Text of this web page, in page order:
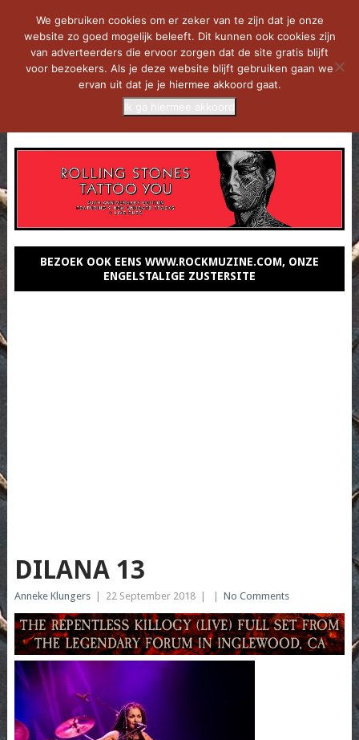
BEZOEK OOK EENS WWW.ROCKMUZINE.COM, ONZE
ENGELSTALIGE ZUSTERSITE
DILANA 13
Anneke Klungers 22 September 2018 No Comments
We gebruiken cookies om er zeker van te zijn dat je onze
website zo goed mogelijk beleeft. Dit kunnen ook cookies zijn
van adverteerders die ervoor zorgen dat de site gratis blijft
voor bezoekers. Als je deze website blijft gebruiken gaan we
ervan uit dat je je hiermee akkoord gaat.
Ik ga hiermee akkoord